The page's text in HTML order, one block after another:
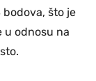
što je
u odnosu na